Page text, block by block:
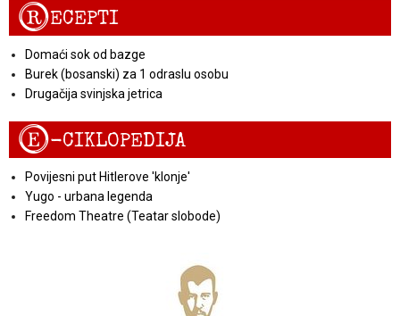
RECEPTI
Domaći sok od bazge
Burek (bosanski) za 1 odraslu osobu
Drugačija svinjska jetrica
E-CIKLOPEDIJA
Povijesni put Hitlerove 'klonje'
Yugo - urbana legenda
Freedom Theatre (Teatar slobode)